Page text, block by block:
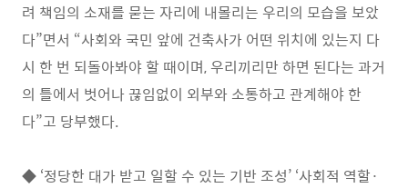
려 책임의 소재를 묻는 자리에 내몰리는 우리의 모습을 보았
다”면서 “사회와 국민 앞에 건축사가 어떤 위치에 있는지 다
시 한 번 되돌아봐야 할 때이며,우리끼리만 하면 된다는 과거
의 틀에서 벗어나 끊임없이 외부와 소통하고 관계해야 한
다”고 당부했다.
◆ ‘정당한 대가 받고 일할 수 있는 기반 조성’ ‘사회적 역할·